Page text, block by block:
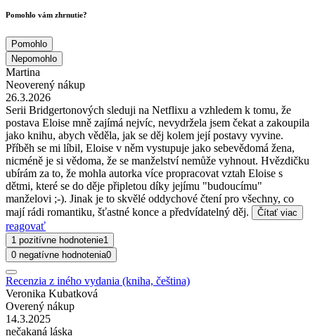
Pomohlo vám zhrnutie?
Pomohlo
Nepomohlo
Martina
Neoverený nákup
26.3.2026
Serii Bridgertonových sleduji na Netflixu a vzhledem k tomu, že
postava Eloise mně zajímá nejvíc, nevydržela jsem čekat a zakoupila
jako knihu, abych věděla, jak se děj kolem její postavy vyvine.
Příběh se mi líbil, Eloise v něm vystupuje jako sebevědomá žena,
nicméně je si vědoma, že se manželství nemůže vyhnout. Hvězdičku
ubírám za to, že mohla autorka více propracovat vztah Eloise s
dětmi, které se do děje připletou díky jejímu "budoucímu"
manželovi ;-). Jinak je to skvělé oddychové čtení pro všechny, co
mají rádi romantiku, šťastné konce a předvídatelný děj.
Čítať viac
reagovať
1 pozitívne hodnotenie1
0 negatívne hodnotenia0
Recenzia z iného vydania (kniha, čeština)
Veronika Kubatková
Overený nákup
14.3.2025
nečakaná láska